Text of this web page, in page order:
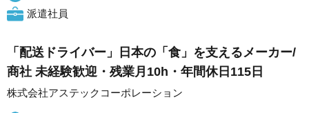
派遣社員
「配送ドライバー」日本の「食」を支えるメーカー/
商社 未経験歓迎・残業月10h・年間休日115日
株式会社アステックコーポレーション